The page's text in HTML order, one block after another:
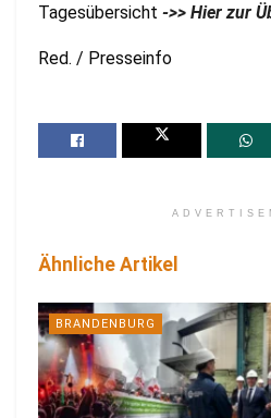
Tagesübersicht ->> Hier zur
Red. / Presseinfo
Ähnliche Artikel
BRANDENBURG